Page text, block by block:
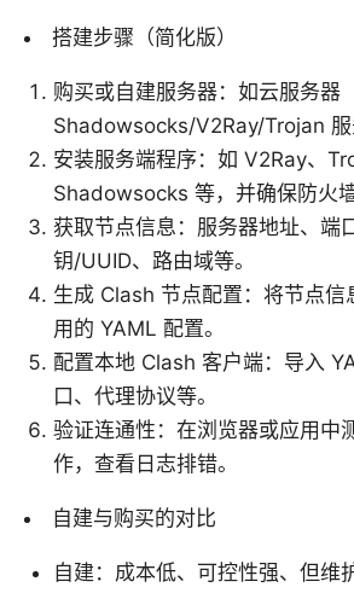
搭建步骤（简化版）
购买或自建服务器：如云服务器
Shadowsocks/V2Ray/Trojan 服
安装服务端程序：如 V2Ray、
Shadowsocks 等，并确保防火
获取节点信息：服务器地址、端
钥/UUID、路由域等。
生成 Clash 节点配置：将节点
用的 YAML 配置。
配置本地 Clash 客户端：导入
口、代理协议等。
验证连通性：在浏览器或应用中
作，查看日志排错。
自建与购买的对比
自建：成本低、可控性强、但维